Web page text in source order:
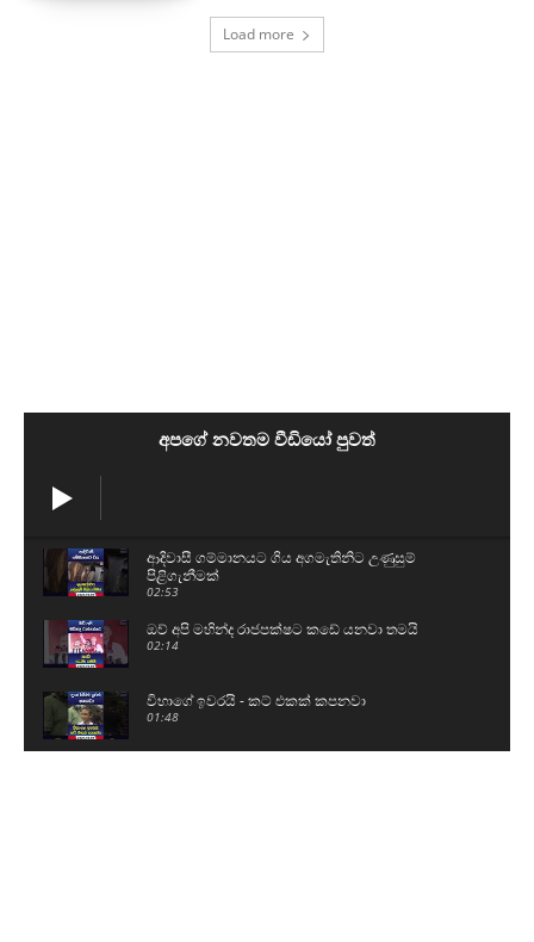
Load more
අපගේ නවතම වීඩියෝ පුවත්
ආදිවාසී ගම්මානයට ගිය අගමැතිනිට උණුසුම්
පිළිගැනීමක්
02:53
ඔව් අපි මහින්ද රාජපක්ෂට කඩේ යනවා තමයි
02:14
විභාගේ ඉවරයි - කට් එකක් කපනවා
01:48